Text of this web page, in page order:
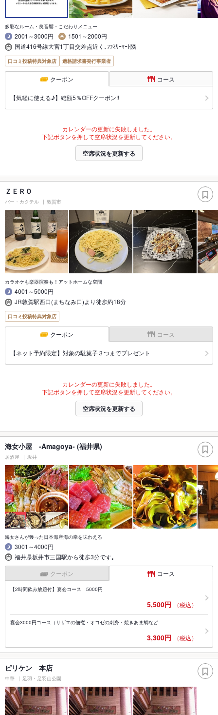
多彩なルーム・良音響・こだわりメニュー
2001～3000円
1501～2000円
国道416号線大宮1丁目交差点近く､ﾌｧﾐﾘｰﾏｰﾄ隣
口コミ投稿特典対象店 適格請求書発行事業者
クーポン コース
【気軽に使える♪】総額5％OFFクーポン!!
カレンダーの更新に失敗しました。
下記ボタンを押して空席状況を更新してください。
空席状況を更新する
ＺＥＲＯ
バー・カクテル 敦賀市
カラオケも楽器演奏も！アットホームな空間
4001～5000円
JR敦賀駅西口(まちなみ口)より徒歩約18分
口コミ投稿特典対象店
クーポン コース
【ネット予約限定】対象の駄菓子３つまでプレゼント
カレンダーの更新に失敗しました。
下記ボタンを押して空席状況を更新してください。
空席状況を更新する
海女小屋 -Amagoya- (福井県)
居酒屋 坂井
海女さんが獲った日本海産海の幸を味わえる
3001～4000円
福井県坂井市三国駅から徒歩3分です｡
クーポン コース
【2時間飲み放題付】宴会コース 5000円
5,500円 （税込）
宴会3000円コース（サザエの佃煮・オコゼの刺身・焼きあま鯛など
3,300円 （税込）
ピリケン 本店
中華 足羽・足羽山公園